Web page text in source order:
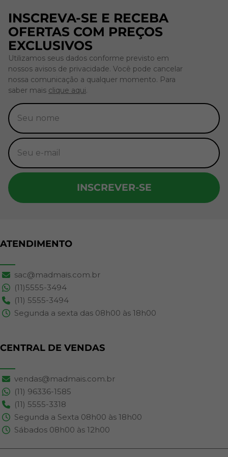
INSCREVA-SE E RECEBA
OFERTAS COM PREÇOS
EXCLUSIVOS
Utilizamos seus dados conforme previsto em
nossos avisos de privacidade. Você pode cancelar
nossa comunicação a qualquer momento. Para
saber mais clique aqui.
INSCREVER-SE
ATENDIMENTO
sac@madmais.com.br
(11)5555-3494
(11) 5555-3494
Segunda a sexta das 08h00 às 18h00
CENTRAL DE VENDAS
vendas@madmais.com.br
(11) 96336-1585
(11) 5555-3318
Segunda a Sexta 08h00 às 18h00
Sábados 08h00 às 12h00